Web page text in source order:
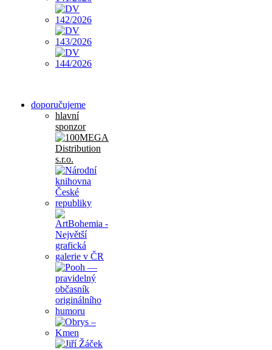
doporučujeme
hlavní
sponzor